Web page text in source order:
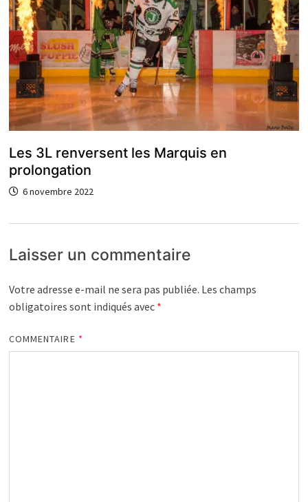
Les 3L renversent les Marquis en
prolongation
6 novembre 2022
Laisser un commentaire
Votre adresse e-mail ne sera pas publiée. Les champs
obligatoires sont indiqués avec *
COMMENTAIRE *